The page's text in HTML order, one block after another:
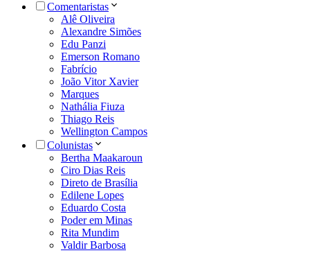
Comentaristas
Alê Oliveira
Alexandre Simões
Edu Panzi
Emerson Romano
Fabrício
João Vitor Xavier
Marques
Nathália Fiuza
Thiago Reis
Wellington Campos
Colunistas
Bertha Maakaroun
Ciro Dias Reis
Direto de Brasília
Edilene Lopes
Eduardo Costa
Poder em Minas
Rita Mundim
Valdir Barbosa